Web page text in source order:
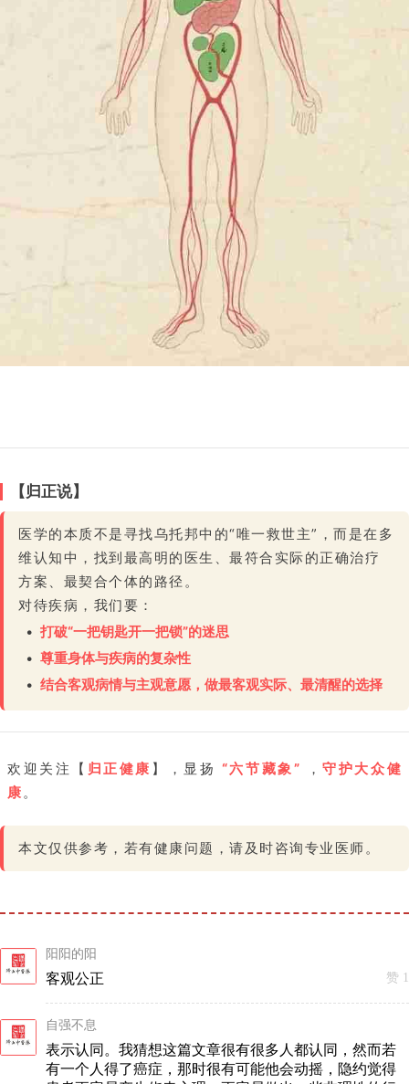
【归正说】
医学的本质不是寻找乌托邦中的“唯一救世主”，而是在多
维认知中，找到最高明的医生、最符合实际的正确治疗
方案、最契合个体的路径。
对待疾病，我们要：
• 打破“一把钥匙开一把锁”的迷思
• 尊重身体与疾病的复杂性
• 结合客观病情与主观意愿，做最客观实际、最清醒的选择
欢迎关注【 归正健康 】，显扬 “六节藏象” ，守护大众健
康。
本文仅供参考，若有健康问题，请及时咨询专业医师。
阳阳的阳
客观公正 赞 1
自强不息
表示认同。我猜想这篇文章很有很多人都认同，然而若
有一个人得了癌症，那时很有可能他会动摇，隐约觉得